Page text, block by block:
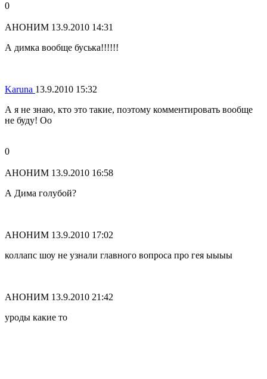
0
АНОНИМ 13.9.2010 14:31
А димка вообще буська!!!!!!
Karuna 13.9.2010 15:32
А я не знаю, кто это такие, поэтому комментировать вообще
не буду! Оо
0
АНОНИМ 13.9.2010 16:58
А Дима голубой?
АНОНИМ 13.9.2010 17:02
коллапс шоу не узнали главного вопроса про гея ыыыы
АНОНИМ 13.9.2010 21:42
уроды какие то